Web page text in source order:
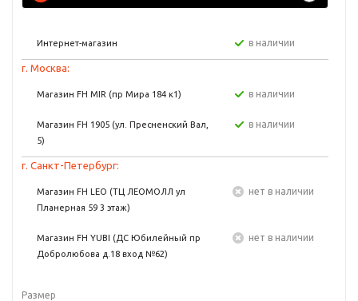
Интернет-магазин в наличии
г. Москва:
Магазин FH MIR (пр Мира 184 к1) в наличии
Магазин FH 1905 (ул. Пресненский Вал,
5)
в наличии
г. Санкт-Петербург:
Магазин FH LEO (ТЦ ЛЕОМОЛЛ ул
Планерная 59 3 этаж)
Нет в наличии
Магазин FH YUBI (ДС Юбилейный пр
Добролюбова д.18 вход №62)
Нет в наличии
Размер